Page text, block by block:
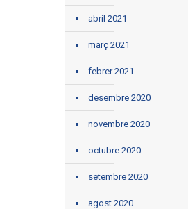
abril 2021
març 2021
febrer 2021
desembre 2020
novembre 2020
octubre 2020
setembre 2020
agost 2020